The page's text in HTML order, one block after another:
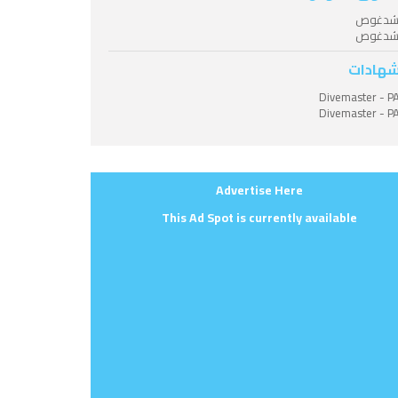
Divemaster -
Divemaster -
Advertise Here
This Ad Spot is currently available